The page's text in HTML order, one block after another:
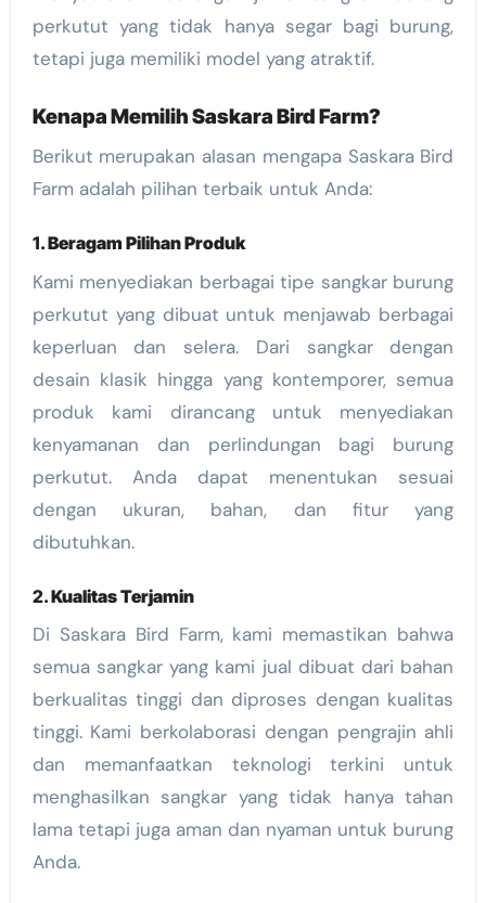
perkutut yang tidak hanya segar bagi burung,
tetapi juga memiliki model yang atraktif.
Kenapa Memilih Saskara Bird Farm?
Berikut merupakan alasan mengapa Saskara Bird
Farm adalah pilihan terbaik untuk Anda:
1.Beragam Pilihan Produk
Kami menyediakan berbagai tipe sangkar burung
perkutut yang dibuat untuk menjawab berbagai
keperluan dan selera. Dari sangkar dengan
desain klasik hingga yang kontemporer, semua
produk kami dirancang untuk menyediakan
kenyamanan dan perlindungan bagi burung
perkutut. Anda dapat menentukan sesuai
dengan ukuran, bahan, dan fitur yang
dibutuhkan.
2.Kualitas Terjamin
Di Saskara Bird Farm, kami memastikan bahwa
semua sangkar yang kami jual dibuat dari bahan
berkualitas tinggi dan diproses dengan kualitas
tinggi. Kami berkolaborasi dengan pengrajin ahli
dan memanfaatkan teknologi terkini untuk
menghasilkan sangkar yang tidak hanya tahan
lama tetapi juga aman dan nyaman untuk burung
Anda.